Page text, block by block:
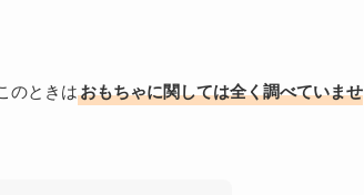
のときはおもちゃに関しては全く調べていませ